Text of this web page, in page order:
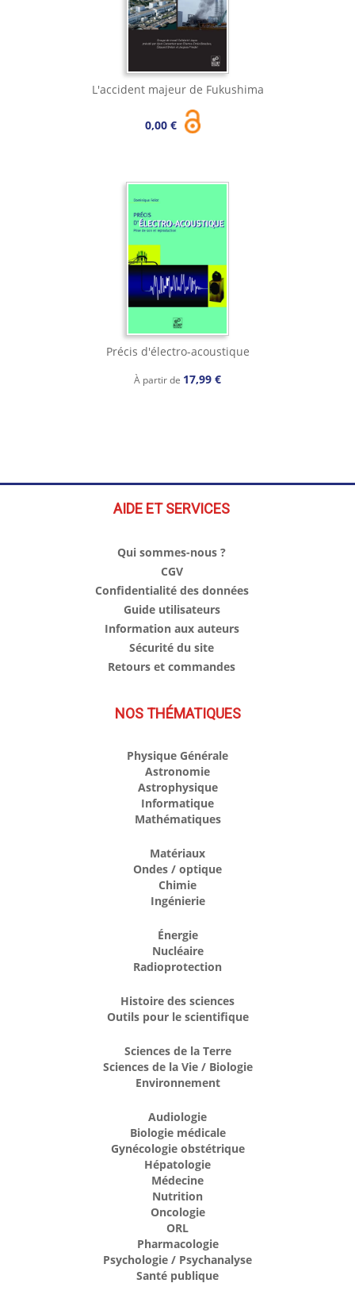
L'accident majeur de Fukushima
0,00 €
Précis d'électro-acoustique
À partir de 17,99 €
AIDE ET SERVICES
Qui sommes-nous ?
CGV
Confidentialité des données
Guide utilisateurs
Information aux auteurs
Sécurité du site
Retours et commandes
NOS THÉMATIQUES
Physique Générale
Astronomie
Astrophysique
Informatique
Mathématiques
Matériaux
Ondes / optique
Chimie
Ingénierie
Énergie
Nucléaire
Radioprotection
Histoire des sciences
Outils pour le scientifique
Sciences de la Terre
Sciences de la Vie / Biologie
Environnement
Audiologie
Biologie médicale
Gynécologie obstétrique
Hépatologie
Médecine
Nutrition
Oncologie
ORL
Pharmacologie
Psychologie / Psychanalyse
Santé publique